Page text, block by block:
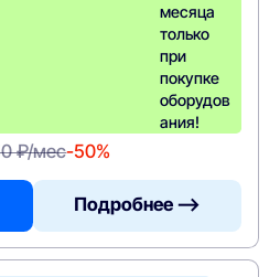
месяца
только
при
покупке
оборудов
ания!
₽/мес-50%
Подробнее —>